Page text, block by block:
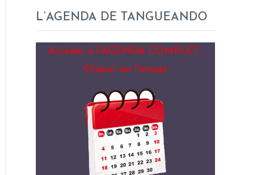
L’AGENDA DE TANGUEANDO
Accéder à l’AGENDA COMPLET :
Cliquer sur l’image